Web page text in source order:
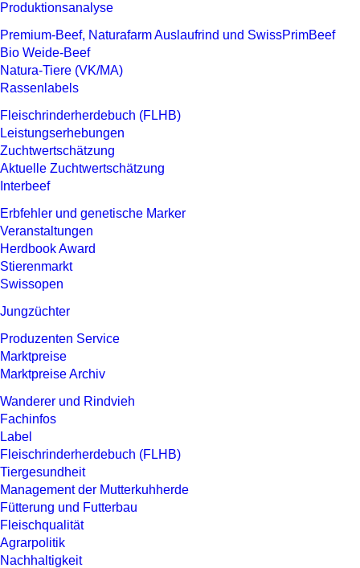
Produktionsanalyse
Premium-Beef, Naturafarm Auslaufrind und SwissPrimBeef
Bio Weide-Beef
Natura-Tiere (VK/MA)
Rassenlabels
Fleisch­rinder­herdebuch (FLHB)
Leistungserhebungen
Zuchtwertschätzung
Aktuelle Zuchtwertschätzung
Interbeef
Erbfehler und genetische Marker
Veranstaltungen
Herdbook Award
Stierenmarkt
Swissopen
Jungzüchter
Produzenten Service
Marktpreise
Marktpreise Archiv
Wanderer und Rindvieh
Fachinfos
Label
Fleischrinderherdebuch (FLHB)
Tiergesundheit
Management der Mutterkuhherde
Fütterung und Futterbau
Fleischqualität
Agrarpolitik
Nachhaltigkeit